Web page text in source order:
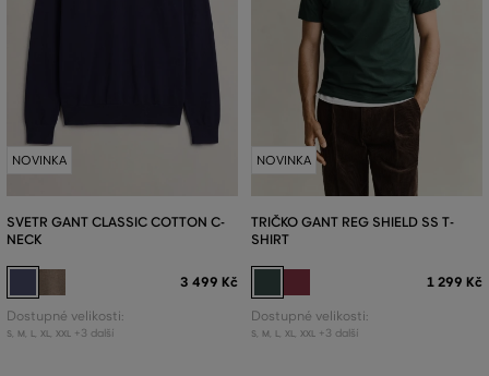
NOVINKA
SVETR GANT CLASSIC COTTON C-
NECK
3 499 Kč
Dostupné velikosti:
S, M L XL XXL +3 další
NOVINKA
TRIČKO GANT REG SHIELD SS T-
SHIRT
1 299 Kč
Dostupné velikosti:
S, M L XL XXL +3 další